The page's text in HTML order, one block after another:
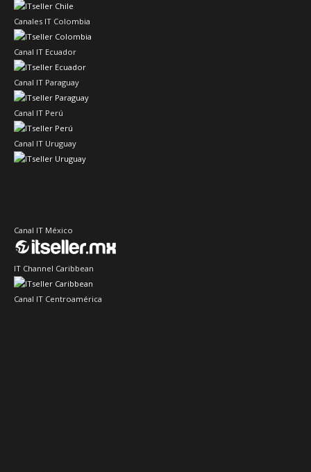
Canales IT Colombia
Canal IT Ecuador
Canal IT Paraguay
Canal IT Perú
Canal IT Uruguay
Canal IT México
IT Channel Caribbean
Canal IT Centroamérica